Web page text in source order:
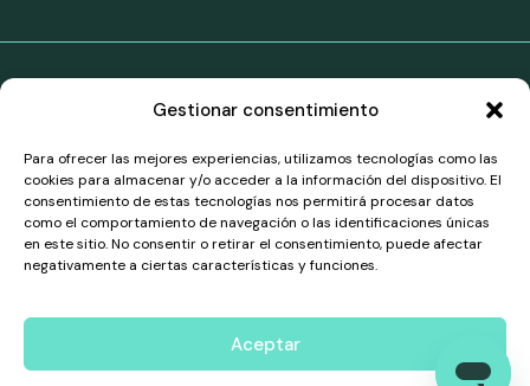
Gestionar consentimiento
Para ofrecer las mejores experiencias, utilizamos tecnologías como las
cookies para almacenar y/o acceder a la información del dispositivo. El
consentimiento de estas tecnologías nos permitirá procesar datos
como el comportamiento de navegación o las identificaciones únicas
en este sitio. No consentir o retirar el consentimiento, puede afectar
negativamente a ciertas características y funciones.
Aceptar
de pago de Curiara en el territorio del Espacio
asociación marca-blanca con Belmoney S.A., una
entidad de pago autorizada y supervisada por el Banco
Nacional de Bélgica, con número de registro
0540.745.997, que dispone de derechos de pasaporte
para operar en todos los países del EEE de conformidad
pagos en el EEE son gestionados y procesados por
Belmoney de acuerdo con la legislación belga y